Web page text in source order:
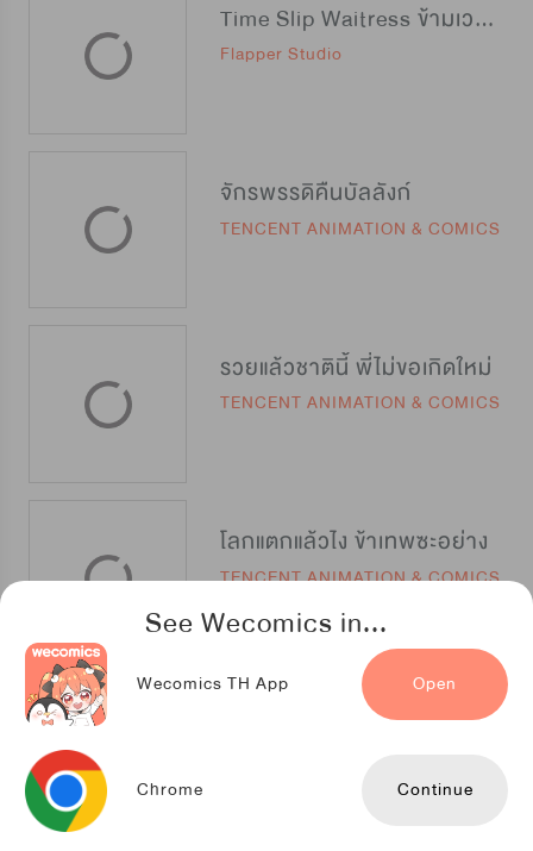
See Wecomics in...
Wecomics TH App Open
Chrome Continue
Time Slip Waitress ข้ามเวลามาเป็นสุดยอดสาวเสิร์ฟ
Flapper Studio
จักรพรรดิคืนบัลลังก์
TENCENT ANIMATION & COMICS
รวยแล้วชาตินี้ พี่ไม่ขอเกิดใหม่
TENCENT ANIMATION & COMICS
โลกแตกแล้วไง ข้าเทพซะอย่าง
TENCENT ANIMATION & COMICS
Re:Birth เทพจุติ